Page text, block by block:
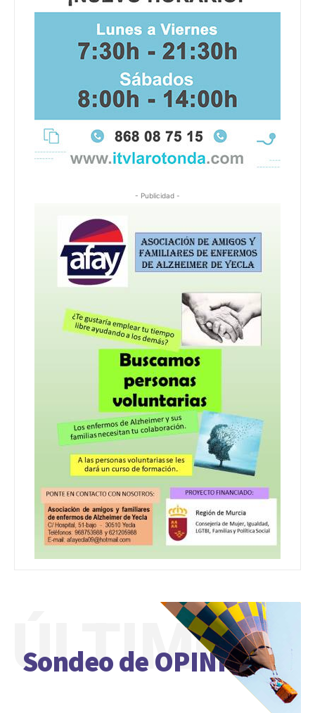
- Publicidad -
Sondeo de OPINIÓN
ÚLTIMO